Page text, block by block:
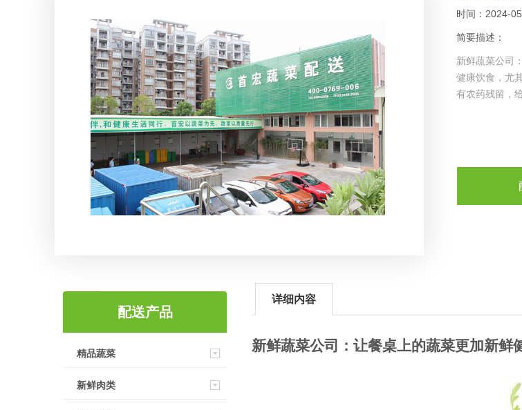
时间：2024-
简要描述：
新鲜蔬菜公司
健康饮食，尤
有农药残留，
配送产品
精品蔬菜
新鲜肉类
详细内容
新鲜蔬菜公司：让餐桌上的蔬菜更加新鲜